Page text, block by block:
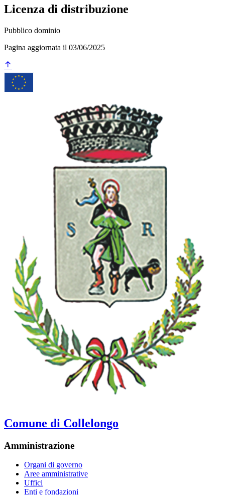
Licenza di distribuzione
Pubblico dominio
Pagina aggiornata il 03/06/2025
Comune di Collelongo
Amministrazione
Organi di governo
Aree amministrative
Uffici
Enti e fondazioni